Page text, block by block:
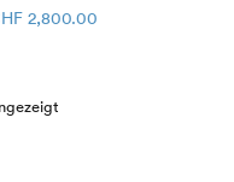
2,800.00